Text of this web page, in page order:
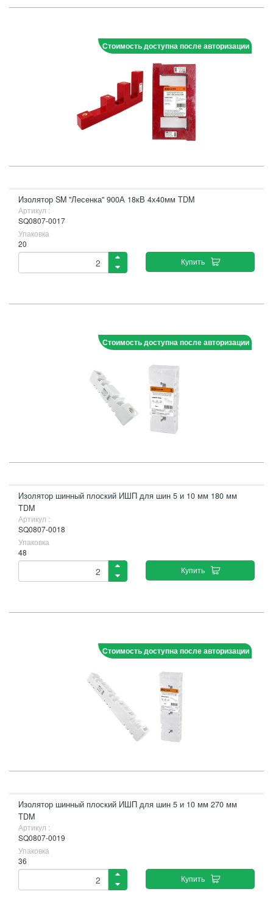
Стоимость доступна после авторизации
Изолятор SM "Лесенка" 900А 18кВ 4х40мм TDM
Артикул :
SQ0807-0017
Упаковка
20
Купить
Стоимость доступна после авторизации
Изолятор шинный плоский ИШП для шин 5 и 10 мм 180 мм
TDM
Артикул :
SQ0807-0018
Упаковка
48
Купить
Стоимость доступна после авторизации
Изолятор шинный плоский ИШП для шин 5 и 10 мм 270 мм
TDM
Артикул :
SQ0807-0019
Упаковка
36
Купить